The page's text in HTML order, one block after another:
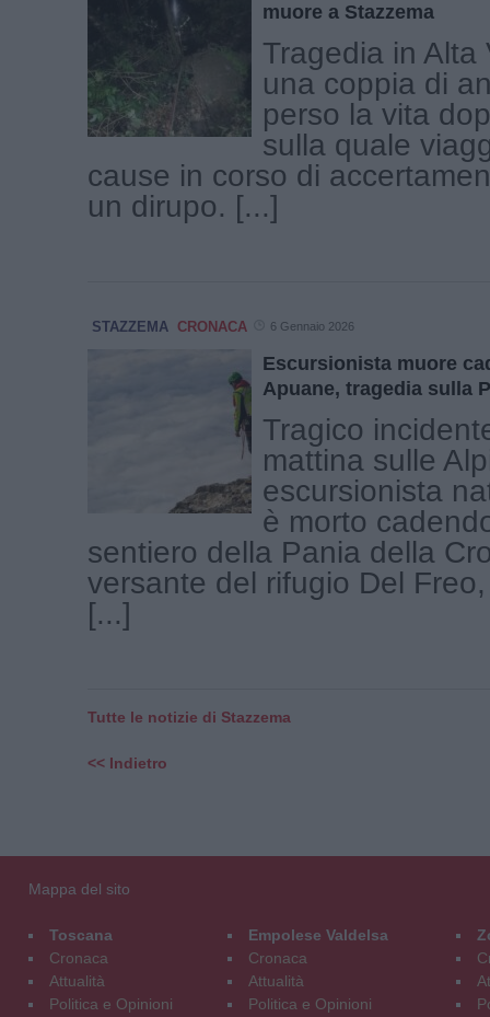
muore a Stazzema
Tragedia in Alta
una coppia di
perso la vita
sulla quale
cause in corso di
un dirupo. [...]
STAZZEMA CRONACA 6 Gennaio 2026
Escursionista muore
Apuane, tragedia sulla
Tragico
mattina sulle
escursionista
è morto
sentiero della Pania della
versante del rifugio Del
[...]
Tutte le notizie di Stazzema
<< Indietro
Mappa del sito
Toscana
Cronaca
Attualità
Politica e Opinioni
Empolese Valdelsa
Cronaca
Attualità
Politica e Opinioni